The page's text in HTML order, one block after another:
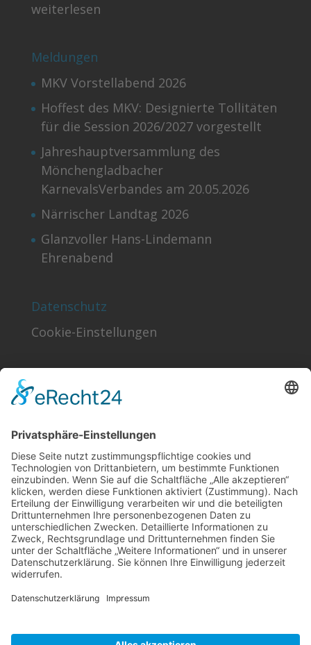
weiterlesen
Meldungen
MKV Vorstellabend 2026
Hoffest des MKV: Designierte Tollitäten
für die Session 2026/2027 vorgestellt
Jahreshauptversammlung des
Mönchengladbacher
KarnevalsVerbandes am 20.05.2026
Närrischer Landtag 2026
Glanzvoller Hans-Lindemann
Ehrenabend
Datenschutz
Cookie-Einstellungen
Sonstiges
Kontakt
Förder- & Freundeskreis
Schlagworte
Impressum
Datenschutz